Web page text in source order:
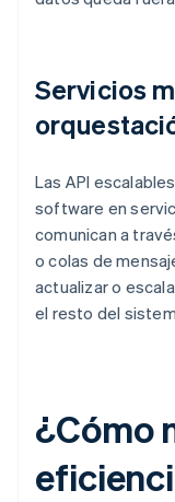
Servicios
Las API
software en
comunican a
o colas de
actualizar o
el resto del
¿Cómo